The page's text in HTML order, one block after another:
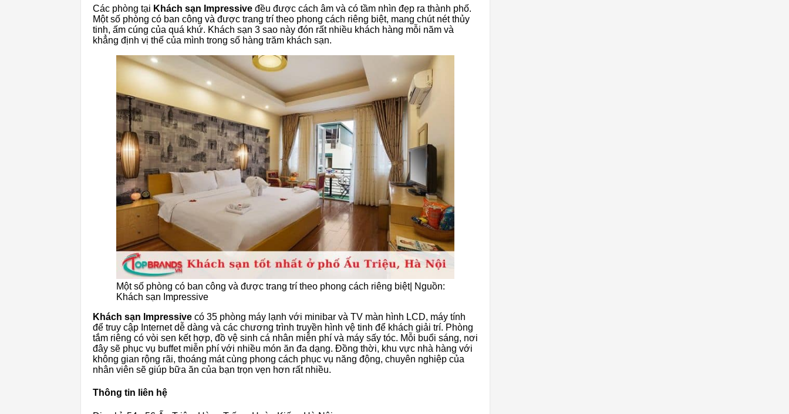
Các phòng tại Khách sạn Impressive đều được cách âm và có tầm nhìn đẹp ra thành phố.
Một số phòng có ban công và được trang trí theo phong cách riêng biệt, mang chút nét thủy
tinh, ấm cúng của quá khứ. Khách sạn 3 sao này đón rất nhiều khách hàng mỗi năm và
khẳng định vị thế của mình trong số hàng trăm khách sạn.
Một số phòng có ban công và được trang trí theo phong cách riêng biệt| Nguồn:
Khách sạn Impressive
Khách sạn Impressive có 35 phòng máy lạnh với minibar và TV màn hình LCD, máy tính
để truy cập Internet dễ dàng và các chương trình truyền hình vệ tinh để khách giải trí. Phòng
tắm riêng có vòi sen kết hợp, đồ vệ sinh cá nhân miễn phí và máy sấy tóc. Mỗi buổi sáng, nơi
đây sẽ phục vụ buffet miễn phí với nhiều món ăn đa dạng. Đồng thời, khu vực nhà hàng với
không gian rộng rãi, thoáng mát cùng phong cách phục vụ năng động, chuyên nghiệp của
nhân viên sẽ giúp bữa ăn của bạn trọn vẹn hơn rất nhiều.
Thông tin liên hệ